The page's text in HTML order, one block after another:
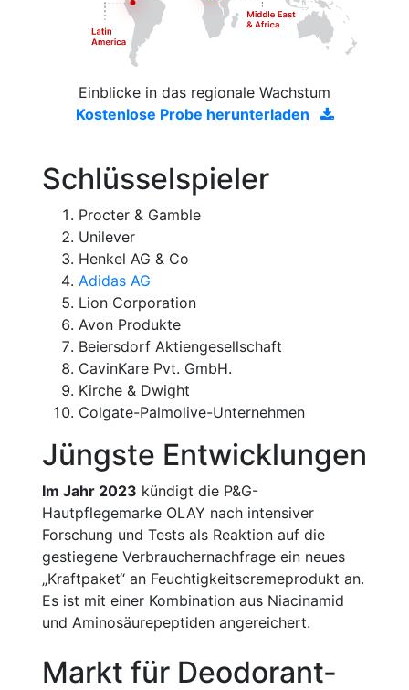
Einblicke in das regionale Wachstum
Kostenlose Probe herunterladen
Schlüsselspieler
Procter & Gamble
Unilever
Henkel AG & Co
Adidas AG
Lion Corporation
Avon Produkte
Beiersdorf Aktiengesellschaft
CavinKare Pvt. GmbH.
Kirche & Dwight
Colgate-Palmolive-Unternehmen
Jüngste Entwicklungen
Im Jahr 2023 kündigt die P&G-
Hautpflegemarke OLAY nach intensiver
Forschung und Tests als Reaktion auf die
gestiegene Verbrauchernachfrage ein neues
„Kraftpaket“ an Feuchtigkeitscremeprodukt an.
Es ist mit einer Kombination aus Niacinamid
und Aminosäurepeptiden angereichert.
Markt für Deodorant-